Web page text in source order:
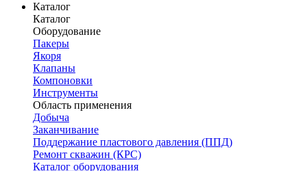
Каталог
Каталог
Оборудование
Пакеры
Якоря
Клапаны
Компоновки
Инструменты
Область применения
Добыча
Заканчивание
Поддержание пластового давления (ППД)
Ремонт скважин (КРС)
Каталог оборудования